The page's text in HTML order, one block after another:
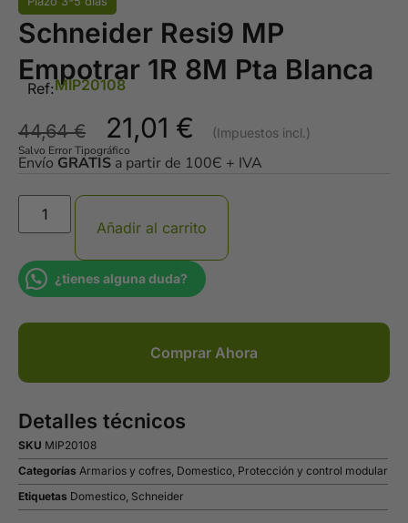
Schneider Resi9 MP
Empotrar 1R 8M Pta Blanca
Ref:MIP20108
44,64€ 21,01 €
Salvo Error Tipográfico
Envío GRATIS a partir de 100Є + IVA
Añadir al carrito
¿tienes alguna duda?
Comprar Ahora
Detalles técnicos
SKU MIP20108
Categorías Armarios y cofres, Domestico, Protección y control modular
Etiquetas Domestico, Schneider